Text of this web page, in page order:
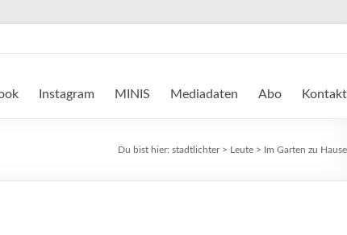
Instagram MINIS Mediadaten Abo Kontakt
Du bist hier: stadtlichter> Leute > Im Garten zu Hause